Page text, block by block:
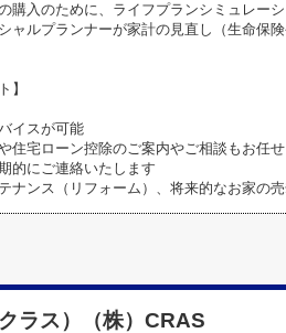
購入のために、ライフプランシミュレー
ャルプランナーが家計の見直し（生命保
】
イスが可能
住宅ローン控除のご案内やご相談もお任
的にご連絡いたします
ナンス（リフォーム）、将来的なお家の
ラス）（株）CRAS